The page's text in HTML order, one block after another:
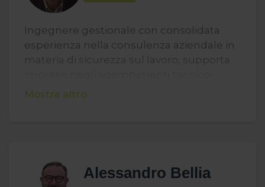
Ingegnere gestionale con consolidata
esperienza nella consulenza aziendale in
materia di sicurezza sul lavoro, supporta
burocratici, con particolare competenza
tematiche generali della prevenzione
infortuni agli aspetti più specifici della
Mostra altro
Alessandro Bellia